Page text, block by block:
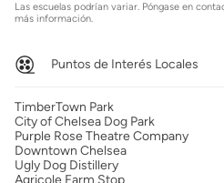
Las escuelas podrían variar. Póngase en
más información.
Puntos de Interés Locales
TimberTown Park
City of Chelsea Dog Park
Purple Rose Theatre Company
Downtown Chelsea
Ugly Dog Distillery
Agricole Farm Stop